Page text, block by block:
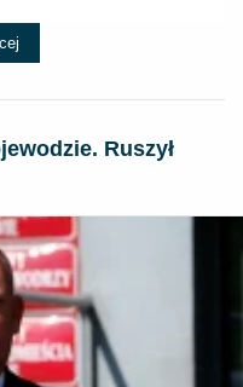
Ruszył